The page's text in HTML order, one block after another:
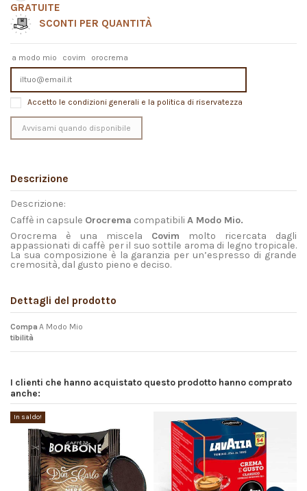
GRATUITE
SCONTI PER QUANTITÀ
a modo mio covim orocrema
Accetto le condizioni generali e la politica di riservatezza
Descrizione
Descrizione:
Caffè in capsule Orocrema compatibili A Modo Mio.
Orocrema è una miscela Covim molto ricercata dagli
appassionati di caffè per il suo sottile aroma di legno tropicale.
La sua composizione è la garanzia per un’espresso di grande
cremosità, dal gusto pieno e deciso.
Dettagli del prodotto
Compa
tibilità
A Modo Mio
I clienti che hanno acquistato questo prodotto hanno comprato
anche:
In saldo!